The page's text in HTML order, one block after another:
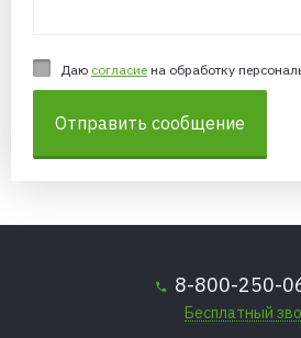
Даю согласие на обработку
Отправить сообщение
8-800-250-
Бесплатный